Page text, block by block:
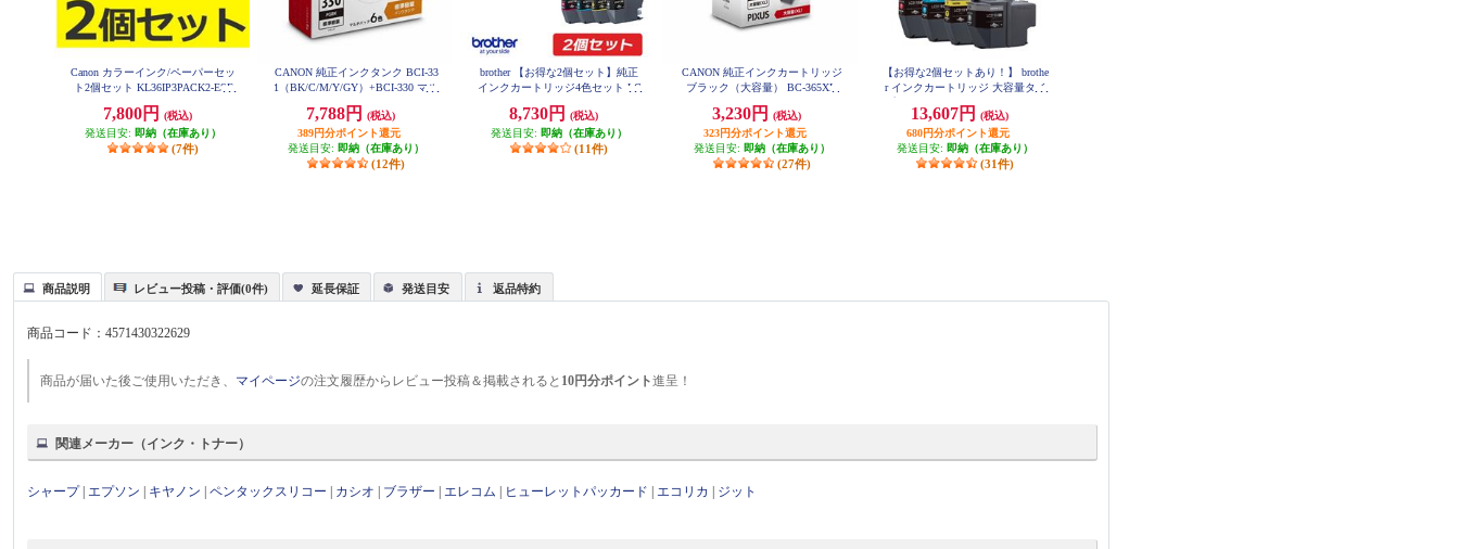
Canon カラーインク/ペーパーセッ
ト2個セット KL36IP3PACK2-ESE
7,800円
(税込)
発送目安: 即納（在庫あり）
(7件)
CANON 純正インクタンク BCI-33
1（BK/C/M/Y/GY）+BCI-330 マル
7,788円
(税込)
389円分ポイント還元
発送目安: 即納（在庫あり）
(12件)
brother 【お得な2個セット】純正
インクカートリッジ4色セット LC
8,730円
(税込)
発送目安: 即納（在庫あり）
(11件)
CANON 純正インクカートリッジ
ブラック（大容量） BC-365XL
3,230円
(税込)
323円分ポイント還元
発送目安: 即納（在庫あり）
(27件)
【お得な2個セットあり！】 brothe
r インクカートリッジ 大容量タイ
13,607円
(税込)
680円分ポイント還元
発送目安: 即納（在庫あり）
(31件)
商品説明 レビュー投稿・評価(0件) 延長保証 発送目安 返品特約
商品コード：4571430322629
商品が届いた後ご使用いただき、 マイページの注文履歴からレビュー投稿＆掲載されると 10円分ポイント進呈！
関連メーカー（インク・トナー）
シャープ| エプソン キヤノン |ペンタックスリコー カシオ ブラザー エレコム ヒューレットパッカード エコリカ ジット